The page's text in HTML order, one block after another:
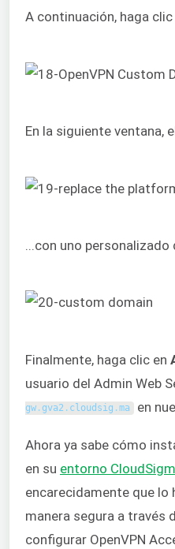
A continuación, haga clic
En la siguiente ventana,
...con uno
Finalmente, haga clic en
usuario del Admin Web
gw .gva2 . cloudsig .ma en
Ahora ya sabe cómo
en su entorno
encarecidamente que lo
manera segura a través
configurar OpenVPN